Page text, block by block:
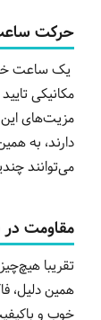
حرکت
یک ساعت
مزیت‌های
دارند، به
می‌توانند
مقاومت در
تقریبا
همین دلیل،